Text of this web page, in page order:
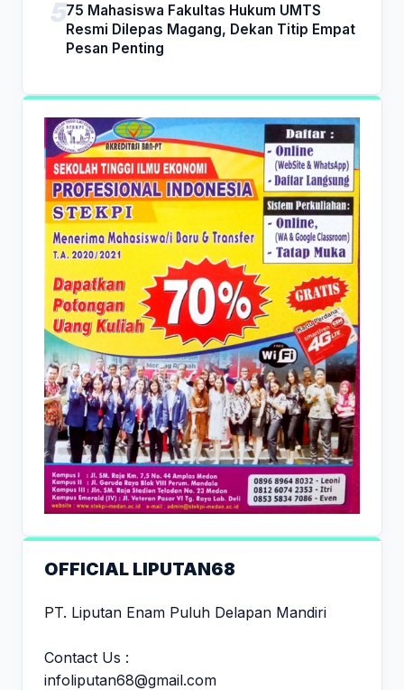
75 Mahasiswa Fakultas Hukum UMTS
Resmi Dilepas Magang, Dekan Titip Empat
Pesan Penting
OFFICIAL LIPUTAN68
PT. Liputan Enam Puluh Delapan Mandiri
Contact Us :
infoliputan68@gmail.com